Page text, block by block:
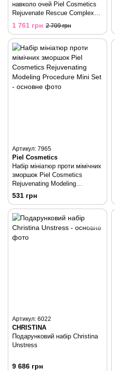
навколо очей Piel Cosmetics
Rejuvenate Rescue Complex
For The Skin Around Eyes
1 761 грн 2 709 грн
Артикул: 7965
Piel Cosmetics
Набір мініатюр проти мімічних
зморшок Piel Cosmetics
Rejuvenating Modeling
Procedure Mini Set
531 грн
Артикул: 6022
CHRISTINA
Подарунковий набір Christina
Unstress
9 686 грн